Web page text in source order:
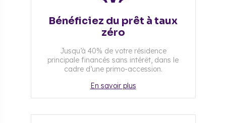
Bénéficiez du prêt à taux
zéro
Jusqu’à 40% de votre résidence
principale financés sans intérêt, dans le
cadre d’une primo-accession.
En savoir plus